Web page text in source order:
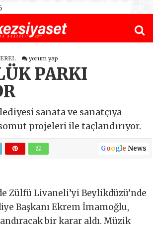
yorum yap
PARKI
sanata ve sanatçıya
projeleri ile taçlandırıyor.
Google News
Zülfü Livaneli’yi Beylikdüzü’nde
Başkanı Ekrem İmamoğlu,
bir karar aldı. Müzik